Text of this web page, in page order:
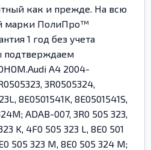
как и прежде. На всю
марки ПолиПро™
1 год без учета
подтверждаем
A4 2004-
3R0505324,
8E0501541K, 8E0501541S,
ADAB-007, 3R0 505 323,
K, 4F0 505 323 L, 8E0 501
505 323 M, 8E0 505 324 M;